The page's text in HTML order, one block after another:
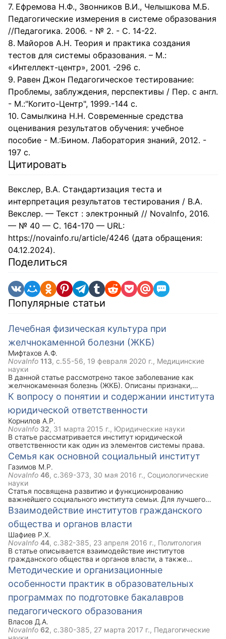
Ефремова Н.Ф., Звонников В.И., Челышкова М.Б.
Педагогические измерения в системе образования
//Педагогика. 2006. - № 2. - С. 14-22.
Майоров А.Н. Теория и практика создания
тестов для системы образования. – М.:
«Интеллект-центр», 2001. -296 с.
Равен Джон Педагогическое тестирование:
Проблемы, заблуждения, перспективы / Пер. с англ.
- М.:"Когито-Центр", 1999.-144 с.
Самылкина Н.Н. Современные средства
оценивания результатов обучения: учебное
пособие - М.:Бином. Лаборатория знаний, 2012. -
197 с.
Цитировать
Векслер, В.А. Стандартизация теста и
интерпретация результатов тестирования / В.А.
Векслер. — Текст : электронный // NovaInfo, 2016.
— № 40 — С. 164-170 — URL:
https://novainfo.ru/article/4246 (дата обращения:
04.12.2024).
Поделиться
Популярные статьи
Лечебная физическая культура при
желчнокаменной болезни (ЖКБ)
Мифтахов А.Ф.
NovaInfo 113, с.55-56, 19 февраля 2020 г., Медицинские
науки
В данной статье рассмотрено такое заболевание как
желчнокаменная болезнь (ЖКБ). Описаны признаки,
симптомы, задачи ЛФК при данной болезни. Ключевым
моментом статьи является комплекс упражнений лечебной
физической культуры при ЖКБ, который рекомендован
наряду с медикаментозным лечением.
К вопросу о понятии и содержании института
юридической ответственности
Корнилов А.Р.
NovaInfo 32, 31 марта 2015 г., Юридические науки
В статье рассматривается институт юридической
ответственности как один из элементов системы права.
Семья как основной социальный институт
Газимов М.Р.
NovaInfo 46, с.369-373, 30 мая 2016 г., Социологические
науки
Cтатья посвящена развитию и функционированию
важнейшего социального института семьи. Для лучшего
понимания семьи проводится анализ ролевых отношений и
ролевых конфликтов в семье.
Взаимодействие институтов гражданского
общества и органов власти
Шафиев Р.Х.
NovaInfo 44, с.382-385, 23 апреля 2016 г., Политология
В статье описывается взаимодействие институтов
гражданского общества и органов власти, а также
актуальные проблемы взаимодействия институтов
гражданского общества и органов власти.
Методические и организационные
особенности практик в образовательных
программах по подготовке бакалавров
педагогического образования
Власов Д.А.
NovaInfo 62, с.380-385, 27 марта 2017 г., Педагогические